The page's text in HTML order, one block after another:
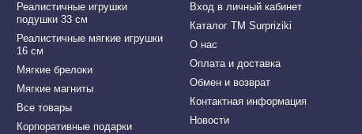
Реалистичные игрушки
подушки 33 см
Реалистичные мягкие игрушки
16 см
Мягкие брелоки
Мягкие магниты
Все товары
Корпоративные подарки
Вход в личный кабинет
Каталог ТМ Surpriziki
О нас
Оплата и доставка
Обмен и возврат
Контактная информация
Новости